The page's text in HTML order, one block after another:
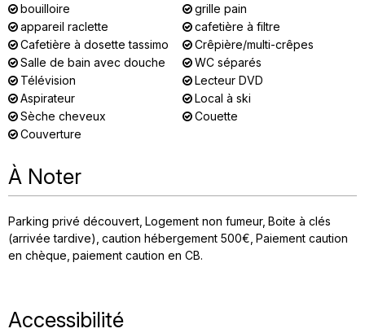
bouilloire
grille pain
appareil raclette
cafetière à filtre
Cafetière à dosette tassimo
Crêpière/multi-crêpes
Salle de bain avec douche
WC séparés
Télévision
Lecteur DVD
Aspirateur
Local à ski
Sèche cheveux
Couette
Couverture
À Noter
Parking privé découvert Logement non fumeur Boite à clés
(arrivée tardive) caution hébergement 500€ Paiement caution
en chèque paiement caution en CB
Accessibilité